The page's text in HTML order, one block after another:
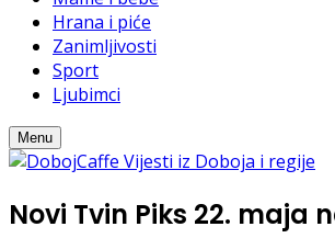
Hrana i piće
Zanimljivosti
Sport
Ljubimci
Menu
Novi Tvin Piks 22. maja